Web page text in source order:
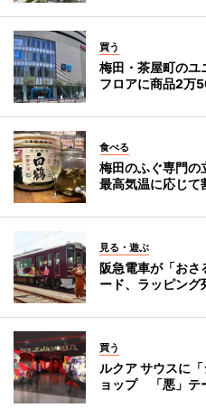
買う
梅田・茶屋町の
フロアに商品2万
食べる
梅田のふぐ専門
最高気温に応じて
見る・遊ぶ
阪急電車が「お
ード、ラッピング
買う
ルクア サウスに
ョップ 「悪」テ